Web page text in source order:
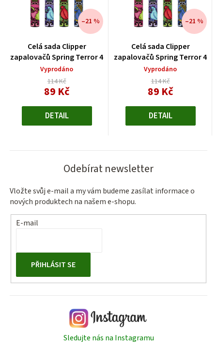
Celá sada Clipper
zapalovačů Spring Terror 4
Vyprodáno
114 Kč
–21 %
89 KčMěrná
DETAIL
Celá sada Clipper
zapalovačů Spring Terror 4
Vyprodáno
114 Kč
–21 %
89 KčMěrná
DETAIL
Odebírat newsletter
Vložte svůj e-mail a my vám budeme zasílat informace o
nových produktech na našem e-shopu.
E-mail
PŘIHLÁSIT SE
Sledujte nás na Instagramu